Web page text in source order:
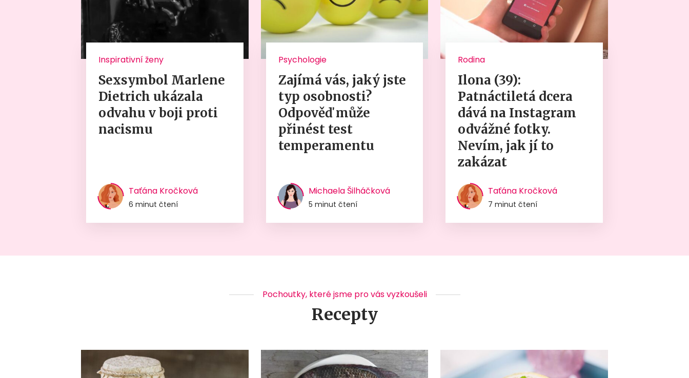
Inspirativní ženy
Sexsymbol Marlene
Dietrich ukázala
odvahu v boji proti
nacismu
Taťána Kročková
6 minut čtení
Psychologie
Zajímá vás, jaký jste
typ osobnosti?
Odpověď může
přinést test
temperamentu
Michaela Šilháčková
5 minut čtení
Rodina
Ilona (39):
Patnáctiletá dcera
dává na Instagram
odvážné fotky.
Nevím, jak jí to
zakázat
Taťána Kročková
7 minut čtení
Pochoutky, které jsme pro vás vyzkoušeli
Recepty